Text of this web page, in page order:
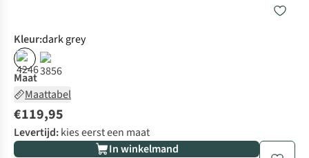
Kleur:dark grey
Maat
Maattabel
€119,95
Levertijd:kies eerst een maat
In winkelmand